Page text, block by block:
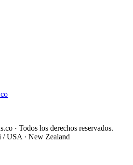
· Todos los derechos reservados.
/ USA · New Zealand